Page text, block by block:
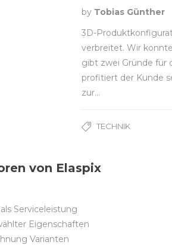
by Tobias Günther
3D-
verbreitet. Wir
gibt zwei Gründe für
profitiert der Kunde
zur…
TECHNIK
von Elaspix
Serviceleistung
Eigenschaften
Varianten